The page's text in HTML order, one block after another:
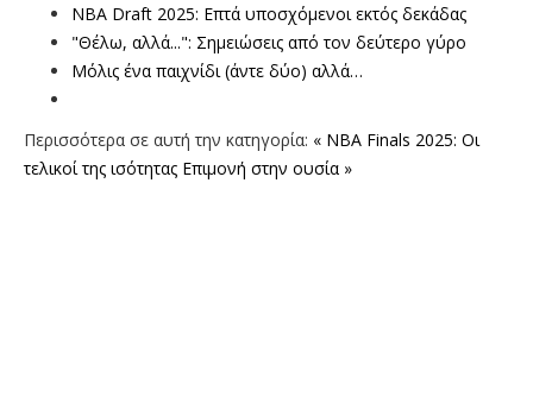
NBA Draft 2025: Επτά υποσχόμενοι εκτός δεκάδας
"Θέλω, αλλά...": Σημειώσεις από τον δεύτερο γύρο
Μόλις ένα παιχνίδι (άντε δύο) αλλά…
Περισσότερα σε αυτή την κατηγορία: « NBA Finals 2025: Οι
τελικοί της ισότητας Επιμονή στην ουσία »